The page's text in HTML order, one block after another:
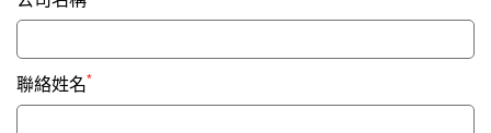
聯絡姓名*